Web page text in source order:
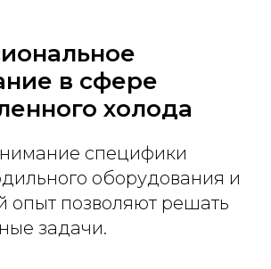
в сфере
холода
специфики
оборудования и
опыт позволяют решать
задачи.